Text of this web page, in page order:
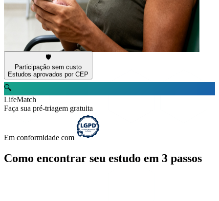
🛡️
Participação sem custo
Estudos aprovados por CEP
🔍
LifeMatch
Faça sua pré-triagem gratuita
Em conformidade com
Como encontrar seu estudo em 3 passos